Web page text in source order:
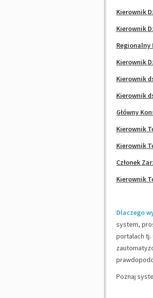
Kierownik
Kierownik
Regionalny
Kierownik
Kierownik
Kierownik
Główny
Kierownik
Kierownik
Członek
Kierownik
Dlaczego
system,
portalach tj.
Poznaj